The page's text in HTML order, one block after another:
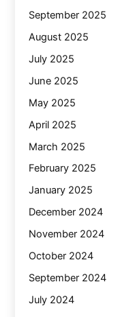
September 2025
August 2025
July 2025
June 2025
May 2025
April 2025
March 2025
February 2025
January 2025
December 2024
November 2024
October 2024
September 2024
July 2024